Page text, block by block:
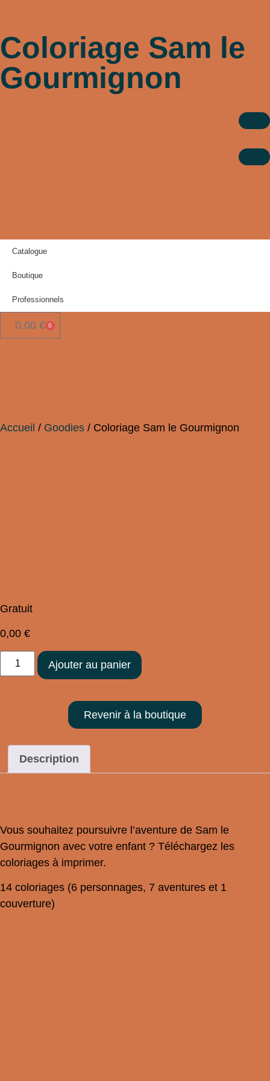
Coloriage Sam le
Gourmignon
Catalogue
Boutique
Professionnels
0,00 € 0
Accueil / Goodies / Coloriage Sam le Gourmignon
Gratuit
0,00 €
Ajouter au panier
Revenir à la boutique
Description
Vous souhaitez poursuivre l’aventure de Sam le
Gourmignon avec votre enfant ? Téléchargez les
coloriages à imprimer.
14 coloriages (6 personnages, 7 aventures et 1
couverture)